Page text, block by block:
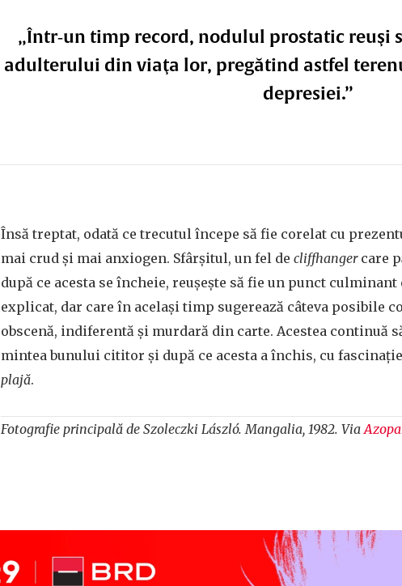
„Într‑un timp record, nodulul prostatic reuşi
adulterului din viaţa lor, pregătind astfel
depresiei.”
Însă treptat, odată ce trecutul începe să fie corelat cu
mai crud și mai anxiogen. Sfârșitul, un fel de cliffhanger care
după ce acesta se încheie, reușește să fie un punct
explicat, dar care în același timp sugerează câteva posibile
obscenă, indiferentă și murdară din carte. Acestea continuă
mintea bunului cititor și după ce acesta a închis, cu
plajă.
Fotografie principală de Szoleczki László. Mangalia, 1982. Via